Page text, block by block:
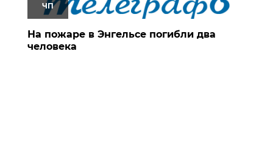
ЧП
На пожаре в Энгельсе погибли два
человека